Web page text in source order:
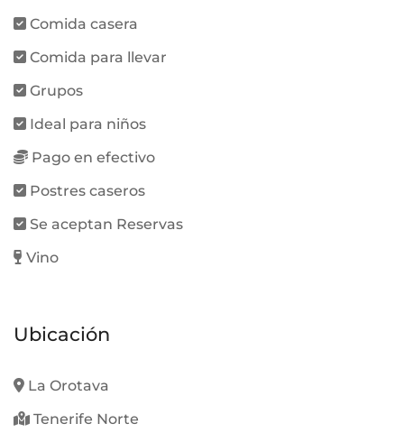
Comida casera
Comida para llevar
Grupos
Ideal para niños
Pago en efectivo
Postres caseros
Se aceptan Reservas
Vino
Ubicación
La Orotava
Tenerife Norte